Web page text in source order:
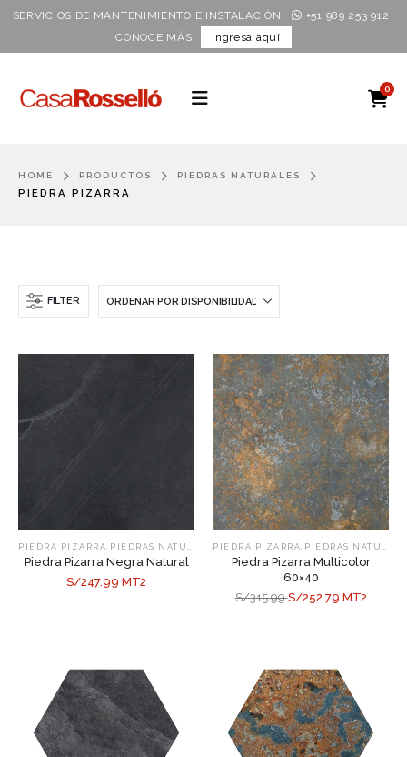
SERVICIOS DE MANTENIMIENTO E INSTALACIÓN +51 989 253 912
CONOCE MÁS Ingresa aquí
0
HOME PRODUCTOS PIEDRAS NATURALES
PIEDRA PIZARRA
FILTER
PIEDRA PIZARRA PIEDRAS NATURALES
Piedra Pizarra Negra Natural
S/247.99 MT2
PIEDRA PIZARRA PIEDRAS NATURALES
Piedra Pizarra Multicolor
60×40
S/315.99S/252.79 MT2